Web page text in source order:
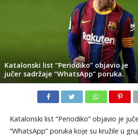
Katalonski list “Periodiko” objavio je
jučer sadržaje “WhatsApp” poruka.
Katalonski list “Periodiko” objavio je
“WhatsApp” poruka koje su kružile u